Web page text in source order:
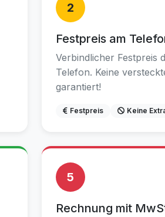
2
Festpreis am
Verbindlicher Festpreis
Telefon. Keine
garantiert!
Festpreis Keine
5
Rechnung mit